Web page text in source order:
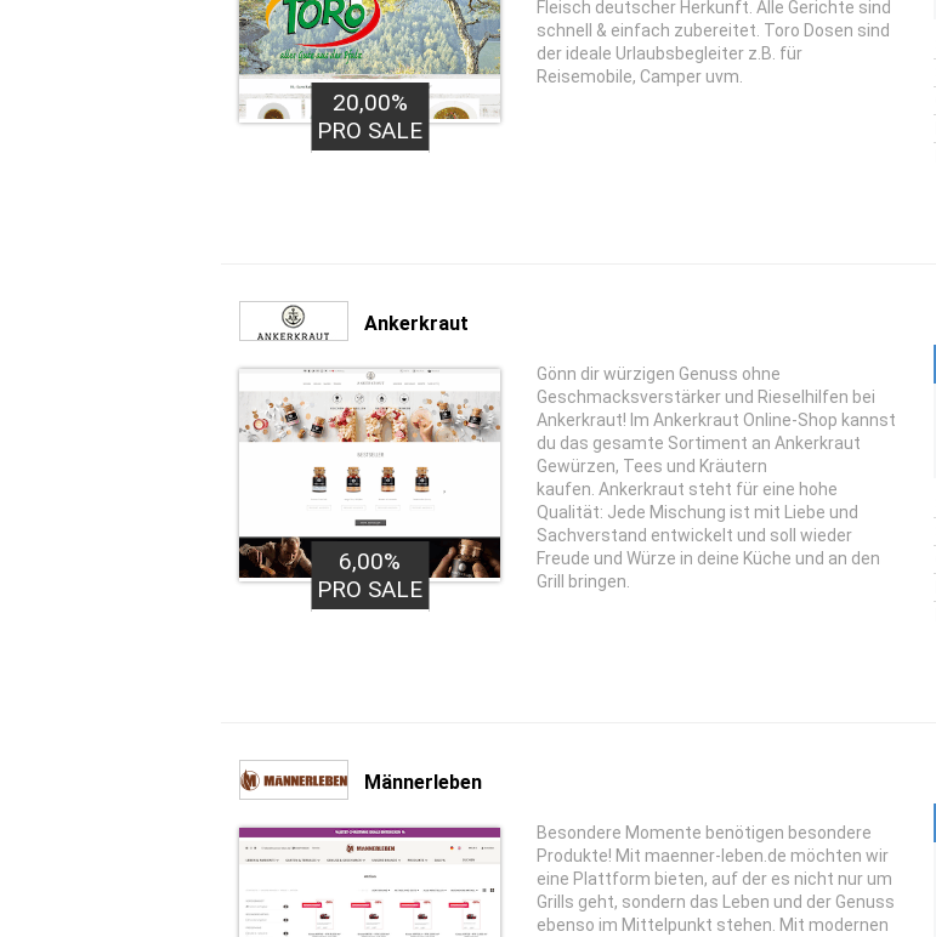
20,00%
PRO SALE
Fleisch deutscher Herkunft. Alle Gerichte sind
schnell & einfach zubereitet. Toro Dosen sind
der ideale Urlaubsbegleiter z.B. für
Reisemobile, Camper uvm.
Ankerkraut
6,00%
PRO SALE
Gönn dir würzigen Genuss ohne
Geschmacksverstärker und Rieselhilfen bei
Ankerkraut! Im Ankerkraut Online-Shop kannst
du das gesamte Sortiment an Ankerkraut
Gewürzen, Tees und Kräutern
kaufen. Ankerkraut steht für eine hohe
Qualität: Jede Mischung ist mit Liebe und
Sachverstand entwickelt und soll wieder
Freude und Würze in deine Küche und an den
Grill bringen.
Männerleben
Besondere Momente benötigen besondere
Produkte! Mit maenner-leben.de möchten wir
eine Plattform bieten, auf der es nicht nur um
Grills geht, sondern das Leben und der Genuss
ebenso im Mittelpunkt stehen. Mit modernen